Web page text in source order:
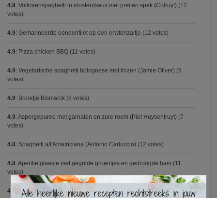
4.9: Volkorenspaghetti in mosterdsaus met prei en spek (Colruyt) (12
votes)
4.9: Gemarineerde eendenfilet op een erwtenzalfje (12 votes)
4.9: Pizza chicken BBQ (11 votes)
4.9: Vegetarische spaghetti bolognese met linzen (Jamie Oliver) (9
votes)
4.9: Broodje Bismarck (8 votes)
4.9: Aspergepuree met garnalen en zure room (Piet Huysentruyt) (7
votes)
4.8: Spaghetti all'Amatriciana (Antonio Carluccio) (12 votes)
4.8: Aperitiefglaasje met gegrilde groentjes en gedroogde ham (11
votes)
4.8 Met spinazie en mozzarella gevulde varkenshaas(10 votes) ×